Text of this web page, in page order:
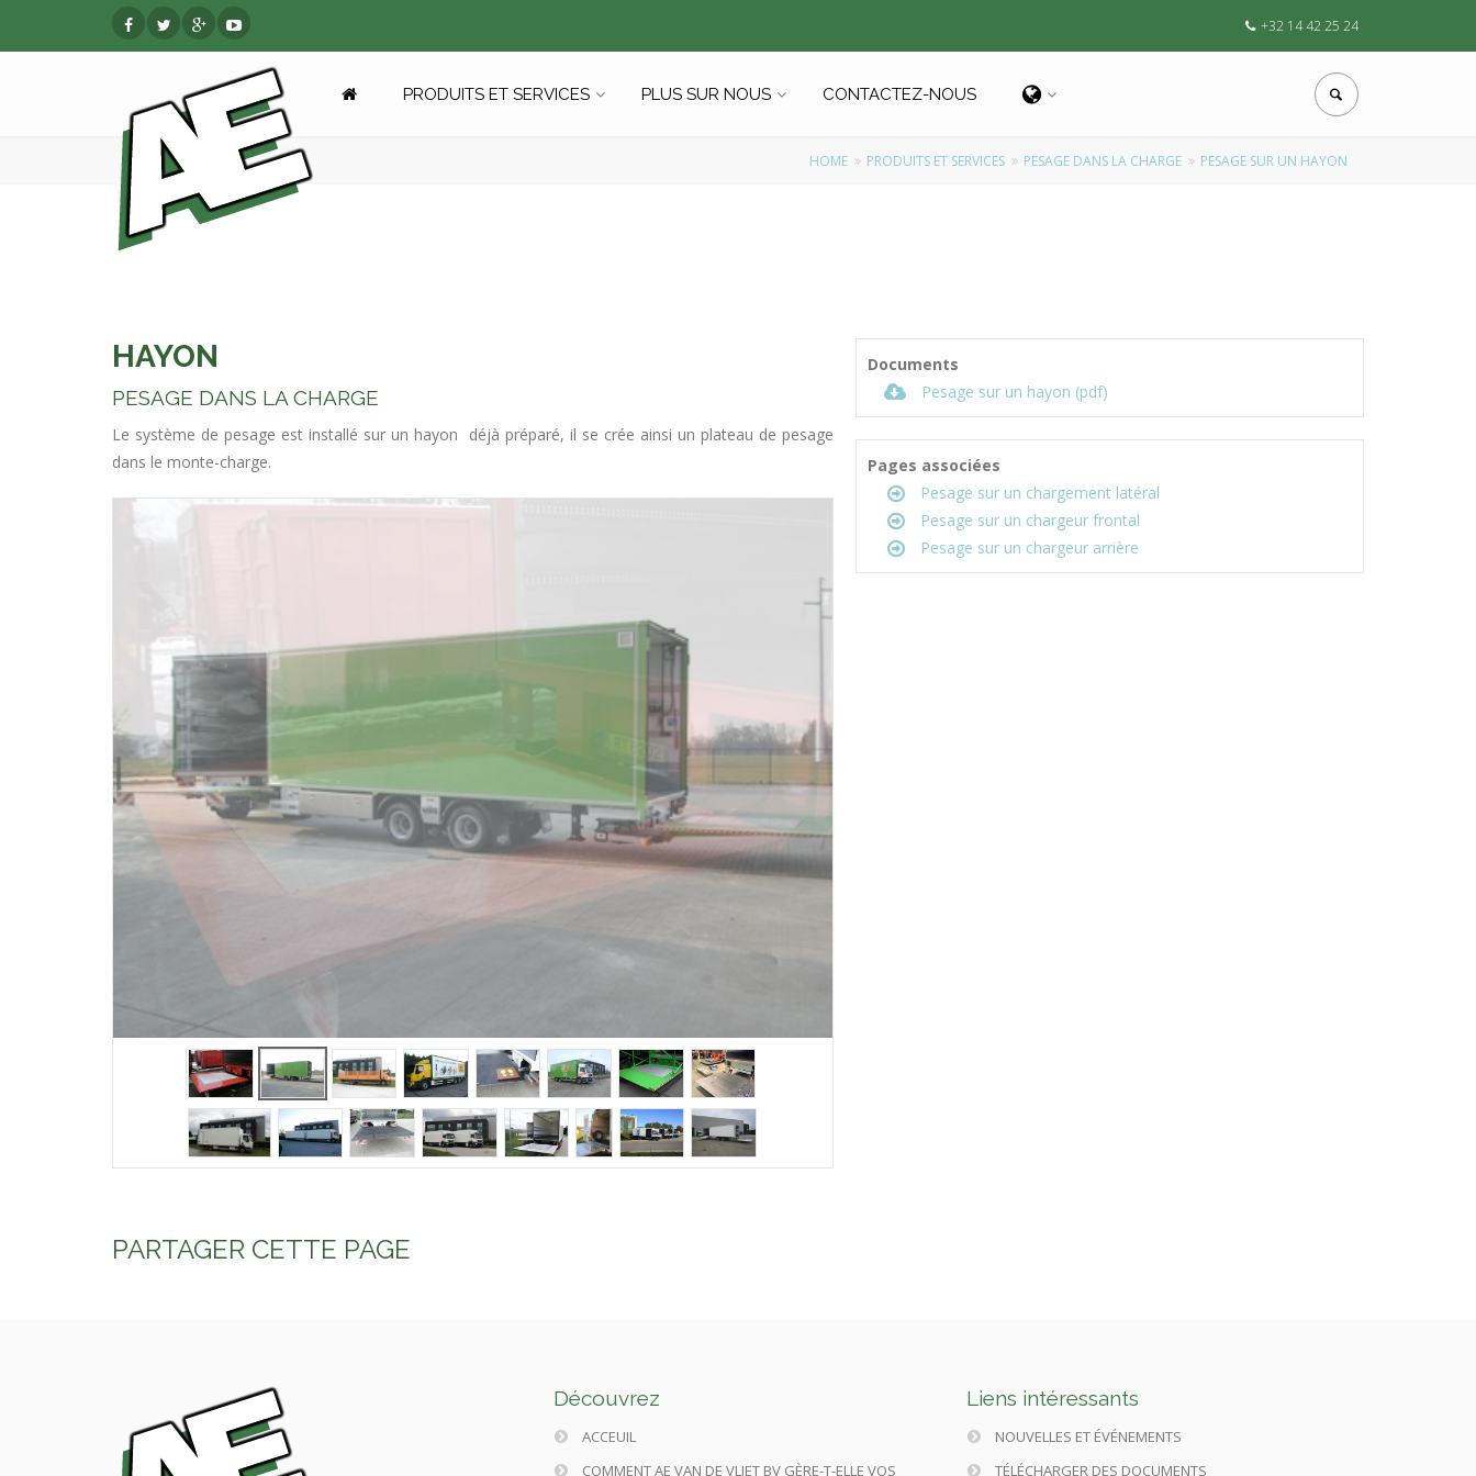
+32 14 42 25 24
PRODUITS ET SERVICES PLUS SUR NOUS CONTACTEZ-NOUS
HOME PRODUITS ET SERVICES PESAGE DANS LA CHARGE PESAGE SUR UN HAYON
HAYON
PESAGE DANS LA CHARGE
Le système de pesage est installé sur un hayon déjà préparé, il se crée ainsi un plateau de pesage
dans le monte-charge.
Documents
Pesage sur un hayon (pdf)
Pages associées
Pesage sur un chargement latéral
Pesage sur un chargeur frontal
Pesage sur un chargeur arrière
PARTAGER CETTE PAGE
Découvrez
ACCEUIL
COMMENT AE VAN DE VLIET BV GÈRE-T-ELLE VOS
Liens intéressants
NOUVELLES ET ÉVÉNEMENTS
TÉLÉCHARGER DES DOCUMENTS